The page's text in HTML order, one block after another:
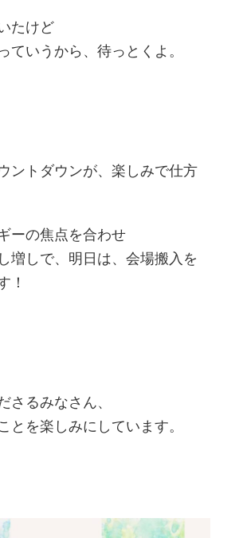
たけど
ていうから、待っとくよ。
ントダウンが、楽しみで仕方
ーの焦点を合わせ
増しで、明日は、会場搬入を
！
さるみなさん、
とを楽しみにしています。